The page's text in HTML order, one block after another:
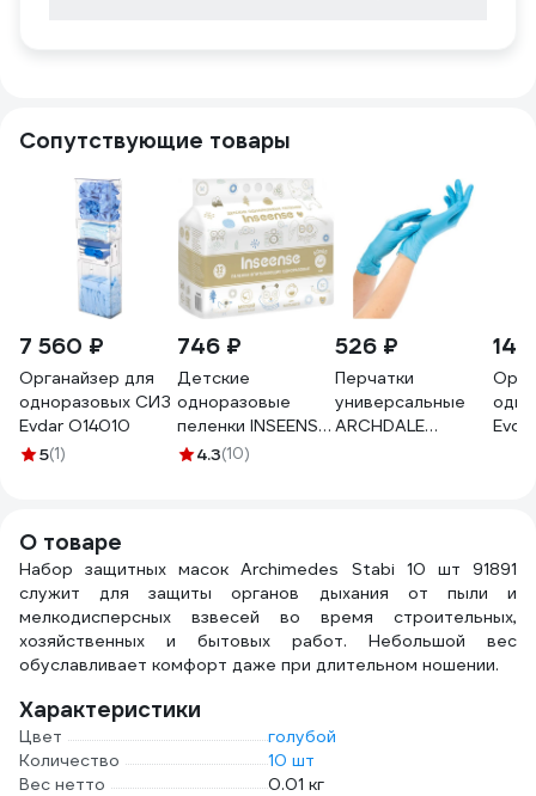
Сопутствующие товары
7 560 ₽
Органайзер для
одноразовых СИЗ
Evdar O14010
5(1)
746 ₽
Детские
одноразовые
пеленки INSEENSE
60х60, 32 шт.
4.3(10)
526 ₽
Перчатки
универсальные
ARCHDALE
M, 100 шт. B151M
14
О товаре
Набор защитных масок Archimedes Stabi 10 шт 91891
служит для защиты органов дыхания от пыли и
мелкодисперсных взвесей во время строительных,
хозяйственных и бытовых работ. Небольшой вес
обуславливает комфорт даже при длительном ношении.
Характеристики
Цвет
голубой
Количество
10 шт
Вес нетто
0.01 кг